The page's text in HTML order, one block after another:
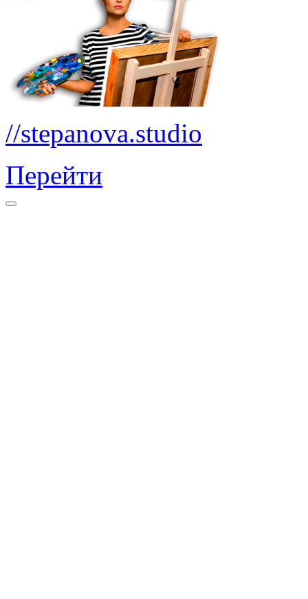
//stepanova.studio
Перейти